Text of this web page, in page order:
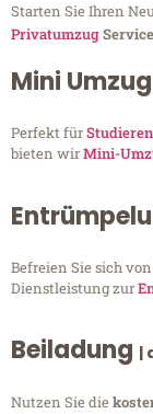
Starten Sie Ihren
PrivatumzugService
Mini Umzug
Perfekt für
bieten wirMini-
Befreien Sie sich
Dienstleistung zur
Beiladung |
Nutzen Sie die